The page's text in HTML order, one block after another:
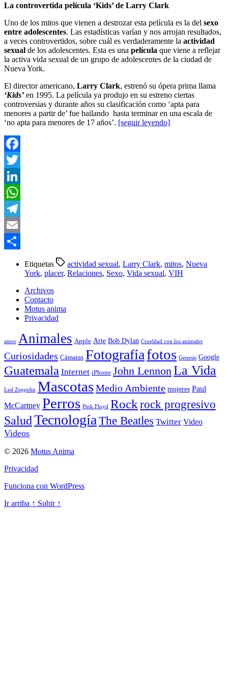
La controvertida película ‘Kids’ de Larry Clark
Uno de los mitos que vienen a destrozar esta película es la del sexo
entre adolescentes. Las estadísticas varían y nos arrojan resultados,
a veces controvertidos, sobre cuál es verdaderamente la actividad
sexual de los adolescentes. Esta es una película que viene a reflejar
la activa vida sexual de un grupo de adolescentes de la ciudad de
Nueva York.
El director americano, Larry Clark, estrenó su ópera prima llama
‘Kids’ en 1995. La película ya produjo en su estreno ciertas
controversias y durante años su clasificación como ‘apta para
menores a partir de’ fue bailando hasta terminar en una escala de
‘no apta para menores de 17 años’. [seguir leyendo]
Facebook
Twitter
LinkedIn
WhatsApp
Telegram
Email
Etiquetas actividad sexual, Larry Clark, mitos, Nueva
York, placer, Relaciones, Sexo, Vida sexual, VIH
Archivos
Contacto
Motus anima
Privacidad
amor Animales Apple Arte Bob Dylan Crueldad con los animales
Curiosidades Cámaras Fotografíafotos Genesis Google
Guatemala Internet iPhone John Lennon La Vida
Led Zeppelin MascotasMedio Ambiente mujeres Paul
McCartney Perros Pink Floyd Rock rock progresivo
SaludTecnología The Beatles Twitter Video
Videos
© 2026 Motus Anima
Privacidad
Funciona con WordPress
Ir arriba ↑ Subir ↑